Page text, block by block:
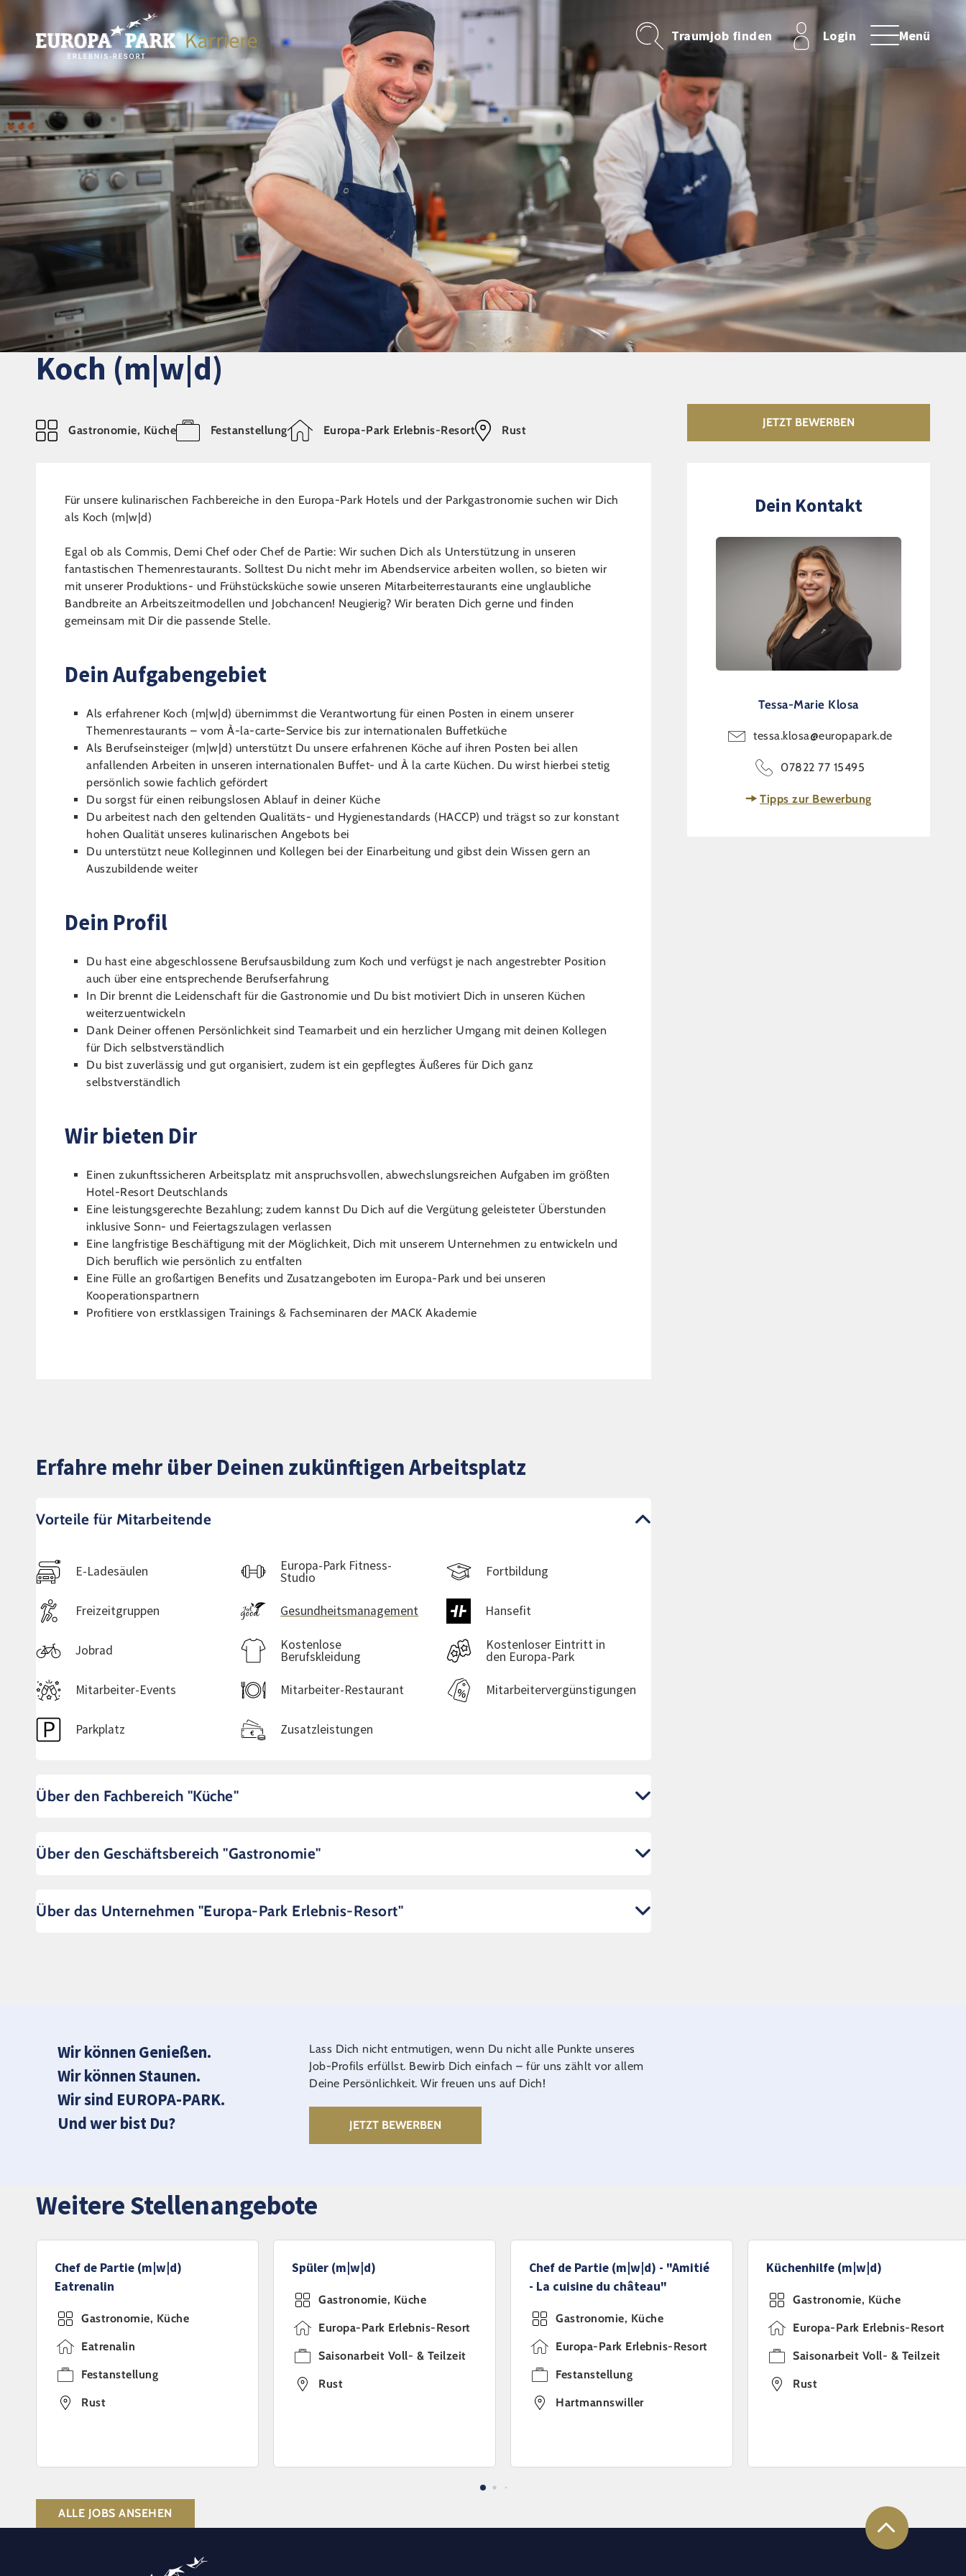
Direkt zum Inhalt Traumjob finden Login Menü
Koch (m|w|d)
Gastronomie, Küche Festanstellung Europa-Park Erlebnis-Resort Rust
JETZT BEWERBEN
Für unsere kulinarischen Fachbereiche in den Europa-Park Hotels und der Parkgastronomie suchen wir Dich
als Koch (m|w|d)
Egal ob als Commis, Demi Chef oder Chef de Partie: Wir suchen Dich als Unterstützung in unseren
fantastischen Themenrestaurants. Solltest Du nicht mehr im Abendservice arbeiten wollen, so bieten wir
mit unserer Produktions- und Frühstücksküche sowie unseren Mitarbeiterrestaurants eine unglaubliche
Bandbreite an Arbeitszeitmodellen und Jobchancen! Neugierig? Wir beraten Dich gerne und finden
gemeinsam mit Dir die passende Stelle.
Dein Aufgabengebiet
Als erfahrener Koch (m|w|d) übernimmst die Verantwortung für einen Posten in einem unserer
Themenrestaurants – vom À-la-carte-Service bis zur internationalen Buffetküche
Als Berufseinsteiger (m|w|d) unterstützt Du unsere erfahrenen Köche auf ihren Posten bei allen
anfallenden Arbeiten in unseren internationalen Buffet- und À la carte Küchen. Du wirst hierbei stetig
persönlich sowie fachlich gefördert
Du sorgst für einen reibungslosen Ablauf in deiner Küche
Du arbeitest nach den geltenden Qualitäts- und Hygienestandards (HACCP) und trägst so zur konstant
hohen Qualität unseres kulinarischen Angebots bei
Du unterstützt neue Kolleginnen und Kollegen bei der Einarbeitung und gibst dein Wissen gern an
Auszubildende weiter
Dein Profil
Du hast eine abgeschlossene Berufsausbildung zum Koch und verfügst je nach angestrebter Position
auch über eine entsprechende Berufserfahrung
In Dir brennt die Leidenschaft für die Gastronomie und Du bist motiviert Dich in unseren Küchen
weiterzuentwickeln
Dank Deiner offenen Persönlichkeit sind Teamarbeit und ein herzlicher Umgang mit deinen Kollegen
für Dich selbstverständlich
Du bist zuverlässig und gut organisiert, zudem ist ein gepflegtes Äußeres für Dich ganz
selbstverständlich
Wir bieten Dir
Einen zukunftssicheren Arbeitsplatz mit anspruchsvollen, abwechslungsreichen Aufgaben im größten
Hotel-Resort Deutschlands
Eine leistungsgerechte Bezahlung; zudem kannst Du Dich auf die Vergütung geleisteter Überstunden
inklusive Sonn- und Feiertagszulagen verlassen
Eine langfristige Beschäftigung mit der Möglichkeit, Dich mit unserem Unternehmen zu entwickeln und
Dich beruflich wie persönlich zu entfalten
Eine Fülle an großartigen Benefits und Zusatzangeboten im Europa-Park und bei unseren
Kooperationspartnern
Profitiere von erstklassigen Trainings & Fachseminaren der MACK Akademie
Dein Kontakt
Tessa-Marie Klosa
tessa.klosa@europapark.de
07822 77 15495
Tipps zur Bewerbung
Erfahre mehr über Deinen zukünftigen Arbeitsplatz
Vorteile für Mitarbeitende
E-Ladesäulen Europa-Park Fitness-
Studio Fortbildung
Freizeitgruppen Gesundheitsmanagement Hansefit
Jobrad Kostenlose
Berufskleidung
Kostenloser Eintritt in
den Europa-Park
Mitarbeiter-Events Mitarbeiter-Restaurant Mitarbeitervergünstigungen
Parkplatz Zusatzleistungen
Über den Fachbereich "Küche"
Über den Geschäftsbereich "Gastronomie"
Über das Unternehmen "Europa-Park Erlebnis-Resort"
Wir können Genießen.
Wir können Staunen.
Wir sind EUROPA-PARK.
Und wer bist Du?
Lass Dich nicht entmutigen, wenn Du nicht alle Punkte unseres
Job-Profils erfüllst. Bewirb Dich einfach – für uns zählt vor allem
Deine Persönlichkeit. Wir freuen uns auf Dich!
JETZT BEWERBEN
Weitere Stellenangebote
Chef de Partie (m|w|d)
Eatrenalin
Gastronomie, Küche
Eatrenalin
Festanstellung
Rust
Spüler (m|w|d)
Gastronomie, Küche
Europa-Park Erlebnis-Resort
Saisonarbeit Voll- & Teilzeit
Rust
Chef de Partie (m|w|d) - "Amitié
- La cuisine du château"
Gastronomie, Küche
Europa-Park Erlebnis-Resort
Festanstellung
Hartmannswiller
Küchenhilfe (m|w|d)
Gastronomie, Küche
Europa-Park Erlebnis-Resort
Saisonarbeit Voll- & Teilzeit
Rust
ALLE JOBS ANSEHEN